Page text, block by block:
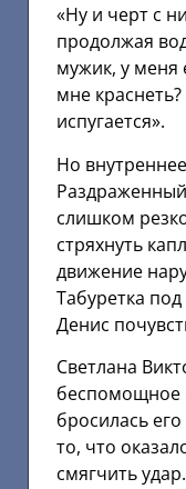
«Ну и черт с
продолжая
мужик, у меня
мне
испугается».
Но
слишком
стряхнуть
движение
Табуретка
Денис
Светлана
беспомощное
бросилась
то, что
смягчить